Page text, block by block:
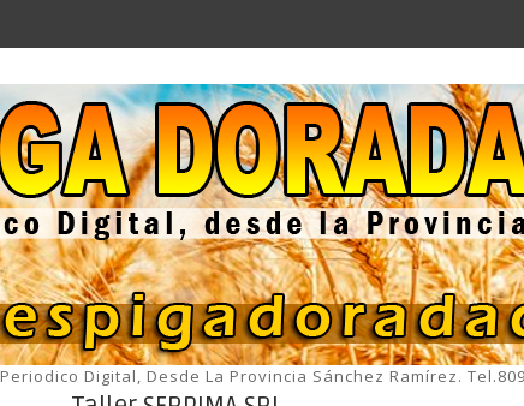
Periodico Digital, Desde La Provincia Sánchez Ramírez.